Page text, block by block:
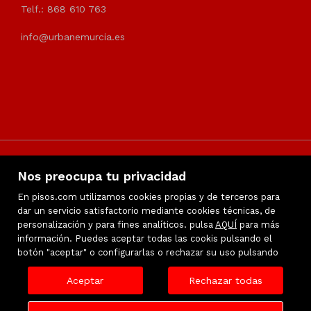
Nos preocupa tu privacidad
En pisos.com utilizamos cookies propias y de terceros para
dar un servicio satisfactorio mediante cookies técnicas, de
personalización y para fines analíticos. pulsa AQUÍ para más
información. Puedes aceptar todas las cookis pulsando el
botón "aceptar" o configurarlas o rechazar su uso pulsando
Aceptar Rechazar todas
Telf.: 868 610 763
info@urbanemurcia.es
Inmuebles destacados
Favoritos
Mapa Web
Política de Privacidad